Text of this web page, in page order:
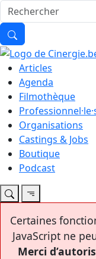
Articles
Agenda
Filmothèque
Organisations
Castings & Jobs
Boutique
Podcast
Certaines
JavaScript ne
Merci